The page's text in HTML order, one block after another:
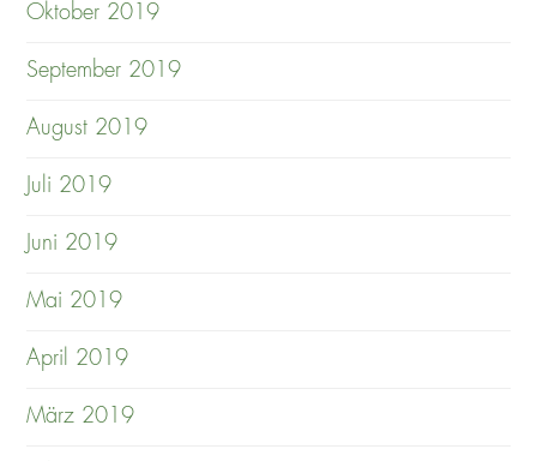
Oktober 2019
September 2019
August 2019
Juli 2019
Juni 2019
Mai 2019
April 2019
März 2019